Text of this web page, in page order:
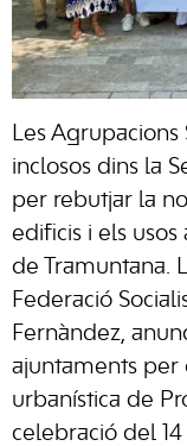
Les
inclosos dins la
per rebutjar la
edificis i els
de Tramuntana.
Federació
Fernàndez,
ajuntaments per
urbanística de
celebració del